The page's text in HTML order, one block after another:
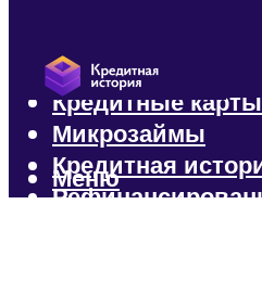
Кредиты
Кредитные карты
Микрозаймы
Кредитная
Меню